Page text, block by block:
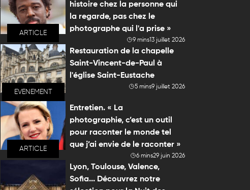
ARTICLE
histoire chez la personne qui
la regarde, pas chez le
photographe qui l'a prise »
9 mins13 juillet 2026
EVENEMENT
Restauration de la chapelle
Saint-Vincent-de-Paul à
l'église Saint-Eustache
5 mins9 juillet 2026
ARTICLE
Entretien. « La
photographie, c’est un outil
pour raconter le monde tel
que j’ai envie de le raconter »
6 mins29 juin 2026
Lyon, Toulouse, Valence,
Sofia... Découvrez notre